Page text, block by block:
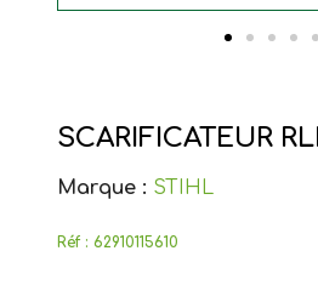
SCARIFICATEUR
Marque : STIHL
Réf : 62910115610